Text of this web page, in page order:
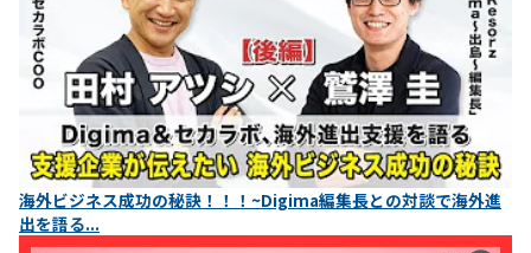
海外ビジネス成功の秘訣！！！~Digima編集長との対談で海外進
出を語る...